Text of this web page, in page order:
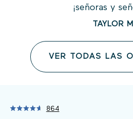
¡señoras y
TAYLOR M
VER TODAS LAS
864